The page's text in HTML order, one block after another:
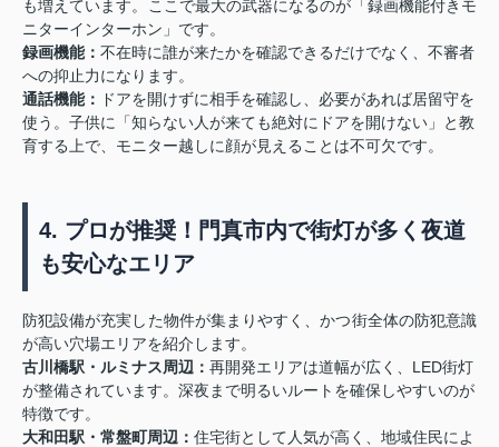
も増えています。ここで最大の武器になるのが「録画機能付きモ
ニターインターホン」です。
録画機能： 不在時に誰が来たかを確認できるだけでなく、不審者
への抑止力になります。
通話機能：
ドアを開けずに相手を確認し、必要があれば居留守を
使う。子供に「知らない人が来ても絶対にドアを開けない」と教
育する上で、モニター越しに顔が見えることは不可欠です。
4. プロが推奨！門真市内で街灯が多く夜道
も安心なエリア
防犯設備が充実した物件が集まりやすく、かつ街全体の防犯意識
が高い穴場エリアを紹介します。
古川橋駅・ルミナス周辺： 再開発エリアは道幅が広く、LED街灯
が整備されています。深夜まで明るいルートを確保しやすいのが
特徴です。
大和田駅・常盤町周辺： 住宅街として人気が高く、地域住民によ